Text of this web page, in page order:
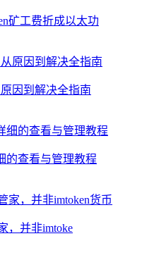
矿工费折成以太功
因到解决全指南
的查看与管理教程
，并非imtoke